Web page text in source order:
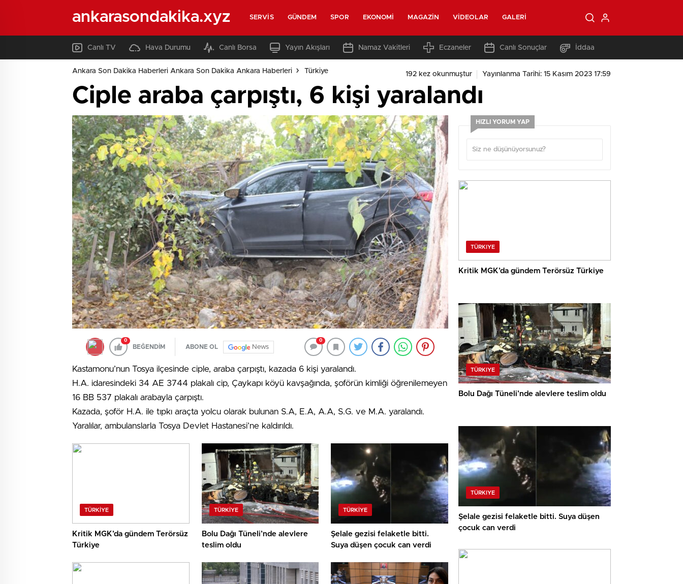
ankarasondakika.xyz SERVIS GÜNDEM SPOR EKONOMI MAGAZIN VIDEOLAR GALERI
Canlı TV Hava Durumu Canlı Borsa Yayın Akışları Namaz Vakitleri Eczaneler Canlı Sonuçlar İddaa
Ankara Son Dakika Haberleri Ankara Son Dakika Ankara Haberleri Türkiye 192 kez okunmuştur Yayınlanma Tarihi: 15 Kasım 2023 17:59
Ciple araba çarpıştı, 6 kişi yaralandı
0
BEĞENDİM ABONE OL News
0
Kastamonu’nun Tosya ilçesinde ciple, araba çarpıştı, kazada 6 kişi yaralandı.
H.A. idaresindeki 34 AE 3744 plakalı cip, Çaykapı köyü kavşağında, şoförün kimliği öğrenilemeyen
16 BB 537 plakalı arabayla çarpıştı.
Kazada, şoför H.A. ile tıpkı araçta yolcu olarak bulunan S.A, E.A, A.A, S.G. ve M.A. yaralandı.
Yaralılar, ambulanslarla Tosya Devlet Hastanesi’ne kaldırıldı.
TÜRKIYE
Kritik MGK’da gündem Terörsüz
Türkiye
TÜRKIYE
Bolu Dağı Tüneli’nde alevlere
teslim oldu
TÜRKIYE
Şelale gezisi felaketle bitti.
Suya düşen çocuk can verdi
HIZLI YORUM YAP
TÜRKIYE
Kritik MGK’da gündem Terörsüz Türkiye
TÜRKIYE
Bolu Dağı Tüneli’nde alevlere teslim oldu
TÜRKIYE
Şelale gezisi felaketle bitti. Suya düşen
çocuk can verdi